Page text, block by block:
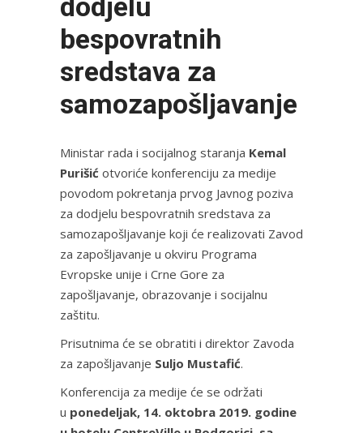
dodjelu
bespovratnih
sredstava za
samozapošljavanje
Ministar rada i socijalnog staranja Kemal
Purišić otvoriće konferenciju za medije
povodom pokretanja prvog Javnog poziva
za dodjelu bespovratnih sredstava za
samozapošljavanje koji će realizovati Zavod
za zapošljavanje u okviru Programa
Evropske unije i Crne Gore za
zapošljavanje, obrazovanje i socijalnu
zaštitu.
Prisutnima će se obratiti i direktor Zavoda
za zapošljavanje Suljo Mustafić.
Konferencija za medije će se održati
u ponedeljak, 14. oktobra 2019. godine